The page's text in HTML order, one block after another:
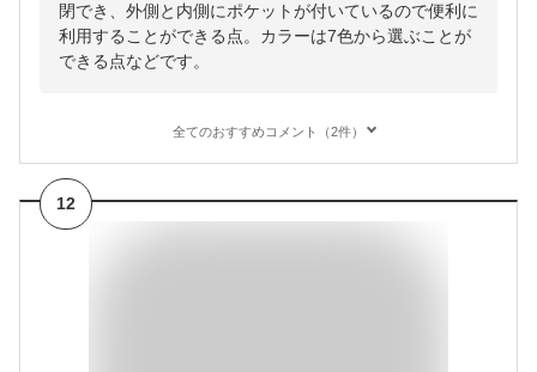
閉でき、外側と内側にポケットが付いているので便利に
利用することができる点。カラーは7色から選ぶことが
できる点などです。
全てのおすすめコメント（2件）
12